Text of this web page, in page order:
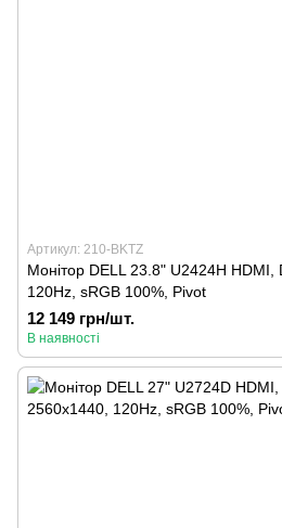
Артикул: 210-BKTZ
Монітор DELL 23.8" U2424H HDMI,
120Hz, sRGB 100%, Pivot
12 149 грн/шт.
В наявності